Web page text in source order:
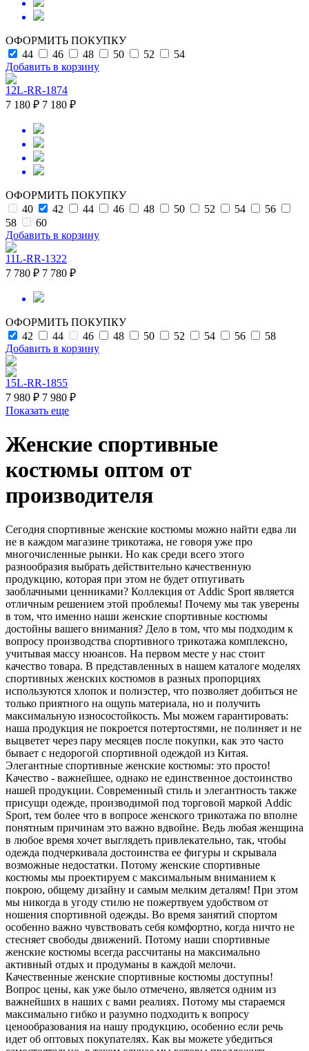
ОФОРМИТЬ ПОКУПКУ
44
46 48 50 52
54
Добавить в корзину
12L-RR-1874
7 180 ₽ 7 180 ₽
ОФОРМИТЬ ПОКУПКУ
40
42 44 46 48 50 52 54
56
58
60
Добавить в корзину
11L-RR-1322
7 780 ₽ 7 780 ₽
ОФОРМИТЬ ПОКУПКУ
42
44 46 48 50 52 54 56
58
Добавить в корзину
15L-RR-1855
7 980 ₽ 7 980 ₽
Показать еще
Женские спортивные
костюмы оптом от
производителя
Сегодня спортивные женские костюмы можно найти едва ли
не в каждом магазине трикотажа, не говоря уже про
многочисленные рынки. Но как среди всего этого
разнообразия выбрать действительно качественную
продукцию, которая при этом не будет отпугивать
заоблачными ценниками? Коллекция от Addic Sport является
отличным решением этой проблемы! Почему мы так уверены
в том, что именно наши женские спортивные костюмы
достойны вашего внимания? Дело в том, что мы подходим к
вопросу производства спортивного трикотажа комплексно,
учитывая массу нюансов. На первом месте у нас стоит
качество товара. В представленных в нашем каталоге моделях
спортивных женских костюмов в разных пропорциях
используются хлопок и полиэстер, что позволяет добиться не
только приятного на ощупь материала, но и получить
максимальную износостойкость. Мы можем гарантировать:
наша продукция не покроется потертостями, не полиняет и не
выцветет через пару месяцев после покупки, как это часто
бывает с недорогой спортивной одеждой из Китая.
Элегантные спортивные женские костюмы: это просто!
Качество - важнейшее, однако не единственное достоинство
нашей продукции. Современный стиль и элегантность также
присущи одежде, производимой под торговой маркой Addic
Sport, тем более что в вопросе женского трикотажа по вполне
понятным причинам это важно вдвойне. Ведь любая женщина
в любое время хочет выглядеть привлекательно, так, чтобы
одежда подчеркивала достоинства ее фигуры и скрывала
возможные недостатки. Потому женские спортивные
костюмы мы проектируем с максимальным вниманием к
покрою, общему дизайну и самым мелким деталям! При этом
мы никогда в угоду стилю не пожертвуем удобством от
ношения спортивной одежды. Во время занятий спортом
особенно важно чувствовать себя комфортно, когда ничто не
стесняет свободы движений. Потому наши спортивные
женские костюмы всегда рассчитаны на максимально
активный отдых и продуманы в каждой мелочи.
Качественные женские спортивные костюмы доступны!
Вопрос цены, как уже было отмечено, является одним из
важнейших в наших с вами реалиях. Потому мы стараемся
максимально гибко и разумно подходить к вопросу
ценообразования на нашу продукцию, особенно если речь
идет об оптовых покупателях. Как вы можете убедиться